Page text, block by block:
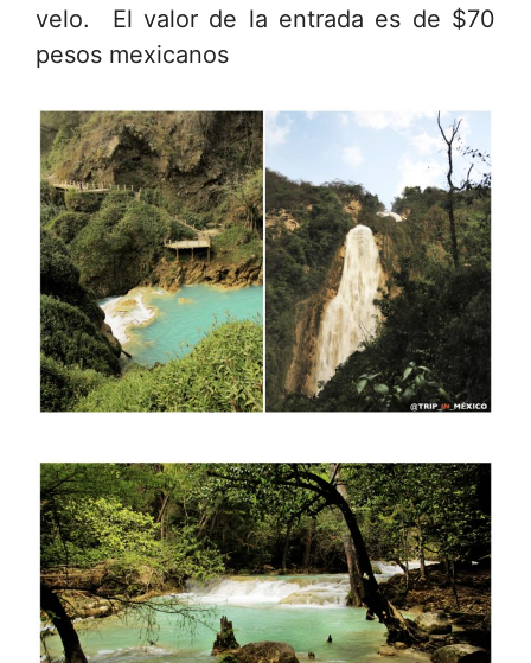
velo. El valor de la entrada es de $70
pesos mexicanos